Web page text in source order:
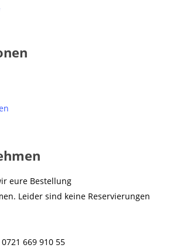
eure Bestellung
Leider sind keine Reservierungen
669 910 55